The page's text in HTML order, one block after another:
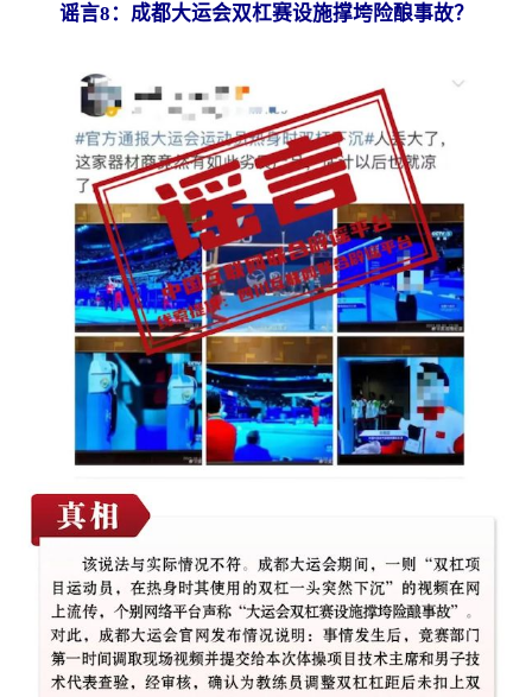
谣言8：成都大运会双杠赛设施撑垮险酿事故？